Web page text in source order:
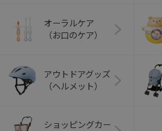
オーラルケア
（お口のケア）
アウトドアグッズ
（ヘルメット）
ショッピングカー